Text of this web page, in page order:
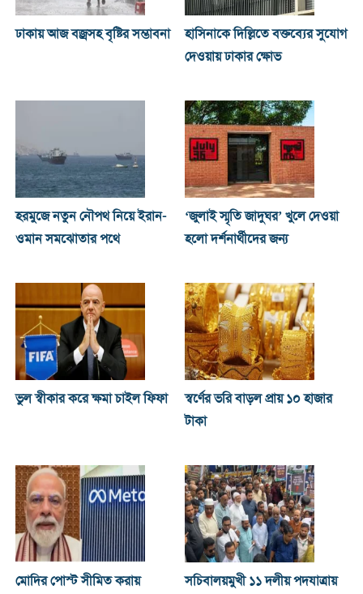
ঢাকায় আজ বজ্রসহ বৃষ্টির সম্ভাবনা
হাসিনাকে দিল্লিতে বক্তব্যের সুযোগ
দেওয়ায় ঢাকার ক্ষোভ
হরমুজে নতুন নৌপথ নিয়ে ইরান-
ওমান সমঝোতার পথে
‘জুলাই স্মৃতি জাদুঘর’ খুলে দেওয়া
হলো দর্শনার্থীদের জন্য
ভুল স্বীকার করে ক্ষমা চাইল ফিফা
স্বর্ণের ভরি বাড়ল প্রায় ১০ হাজার
টাকা
মোদির পোস্ট সীমিত করায়
সচিবালয়মুখী ১১ দলীয় পদযাত্রায়